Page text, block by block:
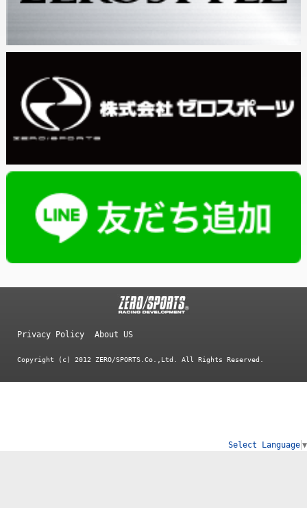
Select Language ▼
Privacy Policy About US
Copyright (c) 2012 ZERO/SPORTS.Co.,Ltd. All Rights Reserved.